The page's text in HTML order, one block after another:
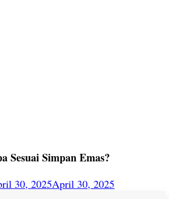
Sesuai Simpan Emas?
30, 2025April 30, 2025